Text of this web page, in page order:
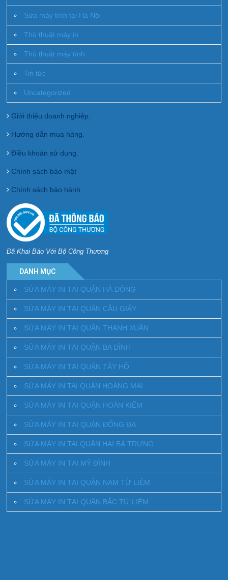
Sửa máy tính tại Hà Nội
Thủ thuật máy in
Thủ thuật máy tính
Tin tức
Uncategorized
Giới thiệu doanh nghiệp.
Hướng dẫn mua hàng.
Điều khoản sử dụng.
Chính sách bảo mật
Chính sách bảo hành
Đã Khai Báo Với Bộ Công Thương
DANH MỤC
SỬA MÁY IN TẠI QUẬN HÀ ĐÔNG
SỬA MÁY IN TẠI QUẬN CẦU GIẤY
SỬA MÁY IN TẠI QUẬN THANH XUÂN
SỬA MÁY IN TẠI QUẬN BA ĐÌNH
SỬA MÁY IN TẠI QUẬN TÂY HỒ
SỬA MÁY IN TAI QUẬN HOÀNG MAI
SỬA MÁY IN TẠI QUẬN HOÀN KIẾM
SỬA MÁY IN TẠI QUẬN ĐỐNG ĐA
SỬA MÁY IN TAI QUẬN HAI BÀ TRƯNG
SỬA MÁY IN TẠI MỸ ĐÌNH
SỬA MÁY IN TẠI QUẬN NAM TỪ LIÊM
SỬA MÁY IN TẠI QUẬN BẮC TỪ LIÊM